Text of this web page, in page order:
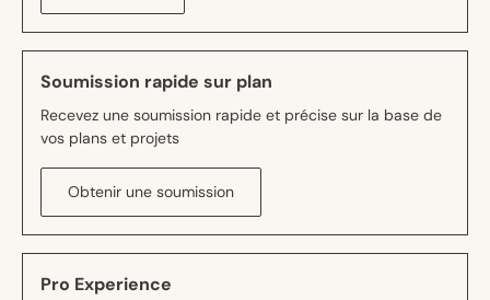
Soumission rapide sur plan
Recevez une soumission rapide et précise sur la base de
vos plans et projets
Obtenir une soumission
Pro Experience